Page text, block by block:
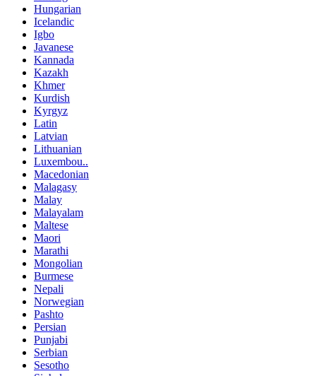
Hungarian
Icelandic
Igbo
Javanese
Kannada
Kazakh
Khmer
Kurdish
Kyrgyz
Latin
Latvian
Lithuanian
Luxembou..
Macedonian
Malagasy
Malay
Malayalam
Maltese
Maori
Marathi
Mongolian
Burmese
Nepali
Norwegian
Pashto
Persian
Punjabi
Serbian
Sesotho